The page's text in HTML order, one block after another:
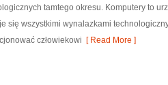
tamtego okresu. Komputery to
się wszystkimi wynalazkami
człowiekowi [ Read More ]